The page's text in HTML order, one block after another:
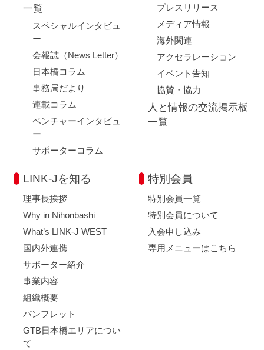
一覧
スペシャルインタビュ
ー
会報誌（News Letter）
日本橋コラム
事務局だより
連載コラム
ベンチャーインタビュ
ー
サポーターコラム
プレスリリース
メディア情報
海外関連
アクセラレーション
イベント告知
協賛・協力
人と情報の交流掲示板
一覧
LINK-Jを知る
理事長挨拶
Why in Nihonbashi
What’s LINK-J WEST
国内外連携
サポーター紹介
事業内容
組織概要
パンフレット
GTB日本橋エリアについ
て
特別会員
特別会員一覧
特別会員について
入会申し込み
専用メニューはこちら